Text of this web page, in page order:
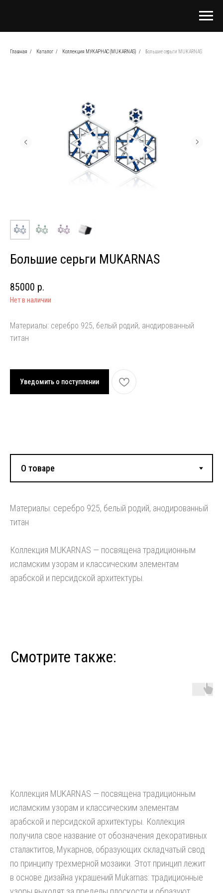
Главная / Каталог / Коллекция МУКАРНАС (MUKARNAS) / Большие серьги MUKARNAS
Большие серьги MUKARNAS
85000 р.
Нет в наличии
Материалы: серебро 925, белый родий, анодированный
титан
Уведомить о поступлении
Материалы: серебро 925, белый родий, анодированный
титан
Коллекция MUKARNAS — посвящена традиционным
исламским узорам и классическим элементам
арабской и персидской архитектуры.
Смотрите также:
Коллекция MUKARNAS — посвящена традиционным
исламским узорам и классическим элементам
арабской и персидской архитектуры. Коллекция
получила свое название от обозначения декоративных
сталактитов, Мукарнов, образующих складчатый свод
по принципу трехмерной мозаики. Этот принцип лежит
в основе дизайна украшений Mukarnas: традиционные